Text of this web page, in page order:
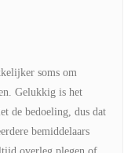
soms om
Gelukkig is het
de bedoeling, dus dat
bemiddelaars